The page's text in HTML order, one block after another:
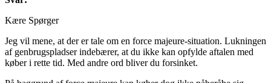
Kære Spørger
Jeg vil mene, at der er tale om en force majeure-situation. Lukningen
af genbrugspladser indebærer, at du ikke kan opfylde aftalen med
køber i rette tid. Med andre ord bliver du forsinket.